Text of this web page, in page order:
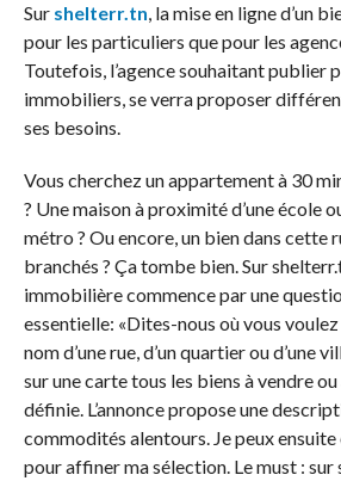
Sur shelterr.tn, la mise en ligne d’un
pour les particuliers que pour les
Toutefois, l’agence souhaitant publier
immobiliers, se verra proposer
ses besoins.
Vous cherchez un appartement à 30
? Une maison à proximité d’une école
métro ? Ou encore, un bien dans cette
branchés ? Ça tombe bien. Sur
immobilière commence par une
essentielle: «Dites-nous où vous voulez
nom d’une rue, d’un quartier ou d’une
sur une carte tous les biens à vendre
définie. L’annonce propose une
commodités alentours. Je peux
pour affiner ma sélection. Le must : sur